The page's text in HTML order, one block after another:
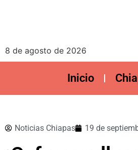
8 de agosto de 2026
Inicio
Noticias Chiapas 19 de